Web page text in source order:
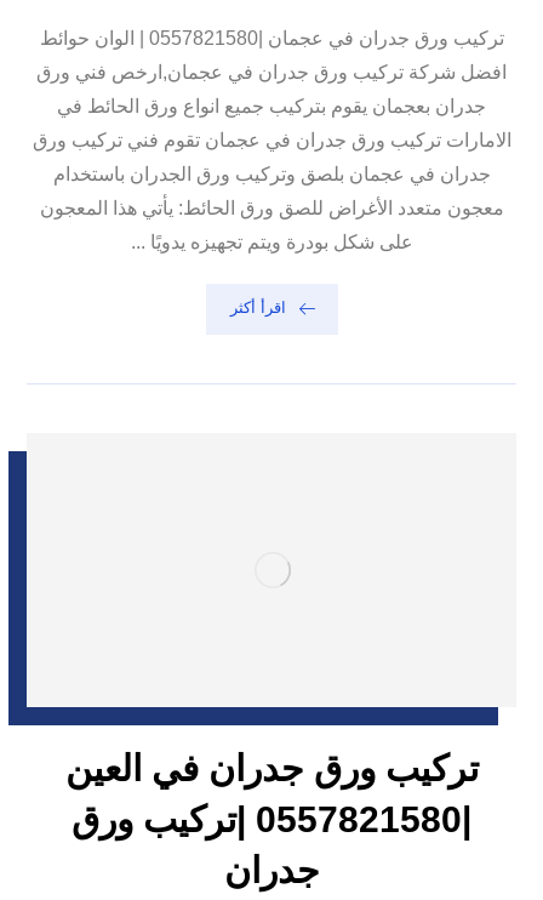
تركيب ورق جدران في عجمان |0557821580 | الوان حوائط
افضل شركة تركيب ورق جدران في عجمان,ارخص فني ورق
جدران بعجمان يقوم بتركيب جميع انواع ورق الحائط في
الامارات تركيب ورق جدران في عجمان تقوم فني تركيب ورق
جدران في عجمان بلصق وتركيب ورق الجدران باستخدام
معجون متعدد الأغراض للصق ورق الحائط: يأتي هذا المعجون
على شكل بودرة ويتم تجهيزه يدويًا ...
اقرأ أكثر
تركيب ورق جدران في العين
|0557821580 |تركيب ورق
جدران